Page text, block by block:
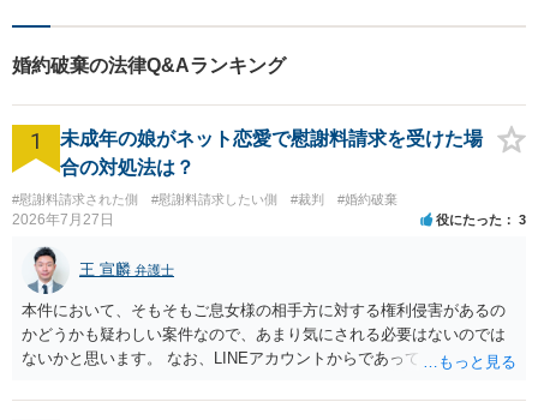
婚約破棄の法律Q&Aランキング
1
未成年の娘がネット恋愛で慰謝料請求を受けた場
合の対処法は？
#慰謝料請求された側 #慰謝料請求したい側 #裁判 #婚約破棄
2026年7月27日 役にたった 3
王 宣麟 弁護士
本件において、そもそもご息女様の相手方に対する権利侵害があるの
かどうかも疑わしい案件なので、あまり気にされる必要はないのでは
ないかと思います。 なお、LINEアカウントからであっても、そこに紐
るパターンはありえるものの、本件のような精神的損害が発生したと